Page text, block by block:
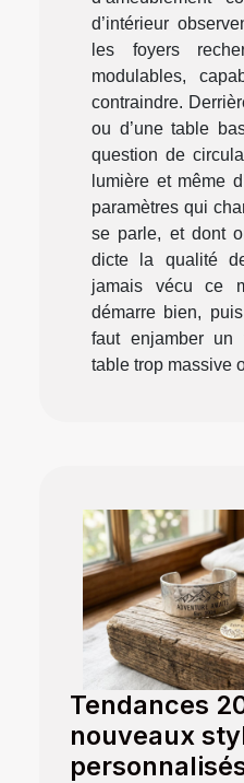
d’intérieur
les foyers
modulables,
contraindre.
ou d’une table
question de
lumière et même
paramètres qui
se parle, et dont
dicte la qualité
jamais vécu ce
démarre bien,
faut enjamber un
table trop massive
Tendances
nouveaux